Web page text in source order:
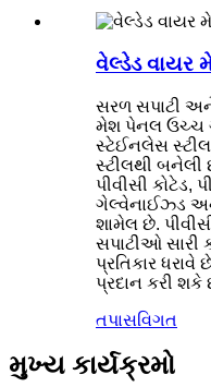
વેલ્ડેડ વાયર
સરળ સપાટી
મેશ પેનલ ઉચ્ચ
સ્ટેઈનલેસ
સ્ટીલથી બનેલી
પીવીસી કોટેડ,
ગેલ્વેનાઈઝ્ડ
શામેલ છે.
સપાટીઓ સારી
પ્રતિકાર
પ્રદાન કરી શકે
તપાસવિગત
મુખ્ય કાર્યક્રમો